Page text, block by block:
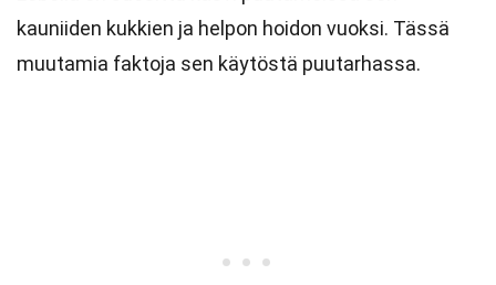
kauniiden kukkien ja helpon hoidon vuoksi. Tässä
muutamia faktoja sen käytöstä puutarhassa.